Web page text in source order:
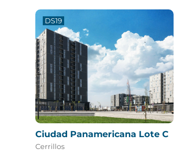
DS19
Ciudad Panamericana Lote C
Cerrillos